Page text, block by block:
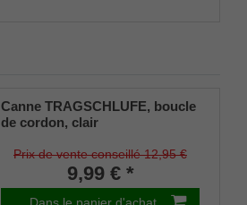
Canne TRAGSCHLUFE, boucle
de cordon, clair
Prix de vente conseillé 12,95 €
9,99 € *